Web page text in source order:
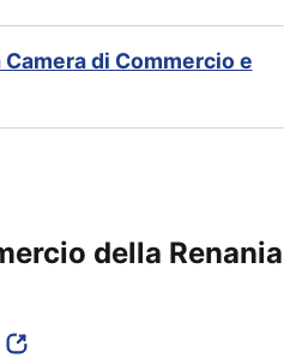
di Commercio e
della Renania